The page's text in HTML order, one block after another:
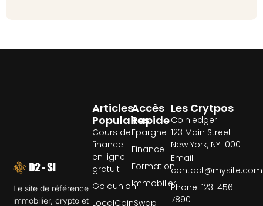
Le site de référence
immobilier, crypto et
Accès
Rapide
Epargne
Finance
Formation
Immobilier
Articles
Populaires
Cours de
finance
en ligne
gratuit
Goldunion
LocalCoinSwap
Les Crytpos
Coinledger
123 Main Street
New York, NY 10001
Email:
contact@mysite.com
Phone: 123-456-
7890